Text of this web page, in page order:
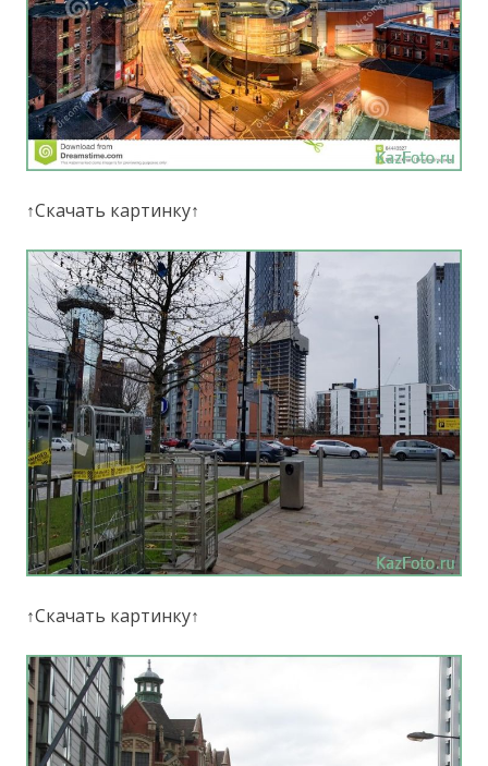
↑Скачать картинку↑
↑Скачать картинку↑